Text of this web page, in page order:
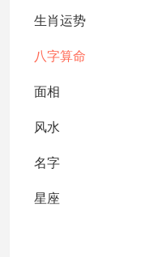
生肖运势
八字算命
面相
风水
名字
星座